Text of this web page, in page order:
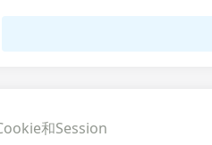
和Session